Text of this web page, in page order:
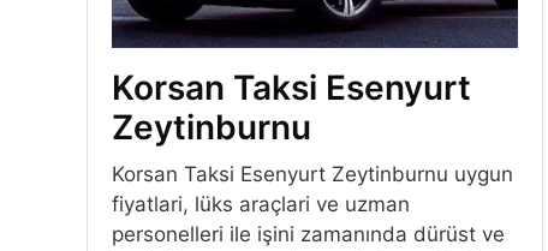
Korsan Taksi Esenyurt
Zeytinburnu
Korsan Taksi Esenyurt Zeytinburnu uygun
fiyatlari, lüks araçlari ve uzman
personelleri ile işini zamanında dürüst ve